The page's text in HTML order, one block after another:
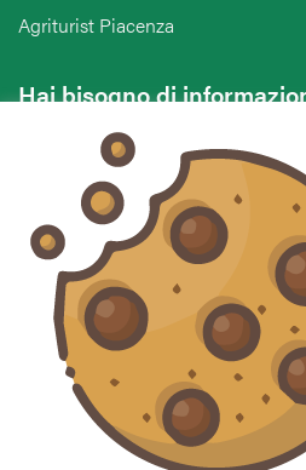
Agriturist Piacenza
Hai bisogno di
Vuoi contattarci per ricevere
commento o chiedere informazioni?
CONTATTACI
Seguici sui social